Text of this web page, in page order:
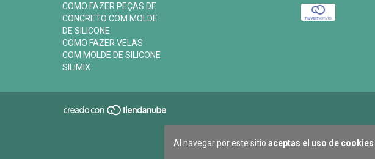
Al navegar por este sitio aceptas el uso de cookies
COMO FAZER PEÇAS DE
CONCRETO COM MOLDE
DE SILICONE
COMO FAZER VELAS
COM MOLDE DE SILICONE
SILIMIX